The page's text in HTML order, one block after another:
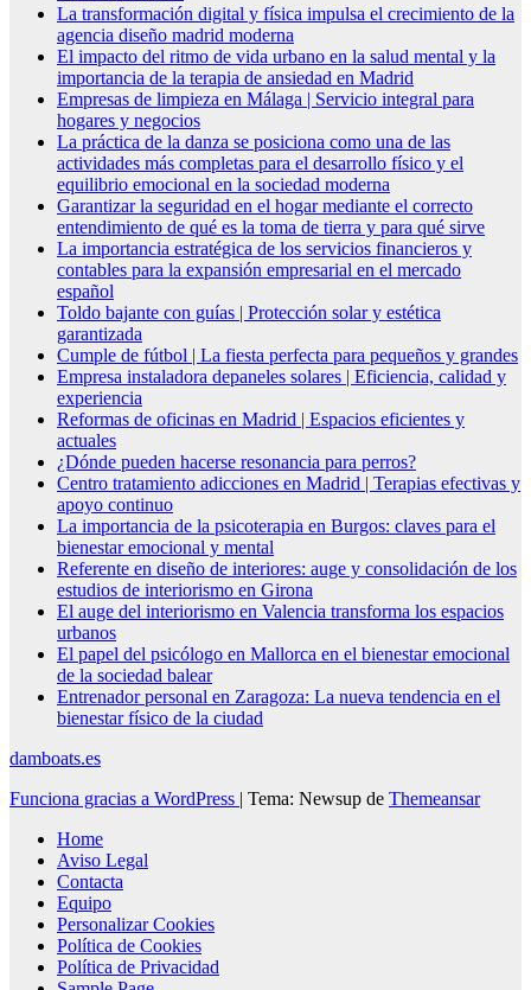
La transformación digital y física impulsa el crecimiento de la
agencia diseño madrid moderna
El impacto del ritmo de vida urbano en la salud mental y la
importancia de la terapia de ansiedad en Madrid
Empresas de limpieza en Málaga | Servicio integral para
hogares y negocios
La práctica de la danza se posiciona como una de las
actividades más completas para el desarrollo físico y el
equilibrio emocional en la sociedad moderna
Garantizar la seguridad en el hogar mediante el correcto
entendimiento de qué es la toma de tierra y para qué sirve
La importancia estratégica de los servicios financieros y
contables para la expansión empresarial en el mercado
español
Toldo bajante con guías | Protección solar y estética
garantizada
Cumple de fútbol | La fiesta perfecta para pequeños y grandes
Empresa instaladora depaneles solares | Eficiencia, calidad y
experiencia
Reformas de oficinas en Madrid | Espacios eficientes y
actuales
¿Dónde pueden hacerse resonancia para perros?
Centro tratamiento adicciones en Madrid | Terapias efectivas y
apoyo continuo
La importancia de la psicoterapia en Burgos: claves para el
bienestar emocional y mental
Referente en diseño de interiores: auge y consolidación de los
estudios de interiorismo en Girona
El auge del interiorismo en Valencia transforma los espacios
urbanos
El papel del psicólogo en Mallorca en el bienestar emocional
de la sociedad balear
Entrenador personal en Zaragoza: La nueva tendencia en el
bienestar físico de la ciudad
damboats.es
Funciona gracias a WordPress | Tema: Newsup de Themeansar
Home
Aviso Legal
Contacta
Equipo
Personalizar Cookies
Política de Cookies
Política de Privacidad